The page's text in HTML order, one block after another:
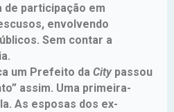
de participação em
envolvendo
Sem contar a
um Prefeito da City passou
assim. Uma primeira-
As esposas dos ex-